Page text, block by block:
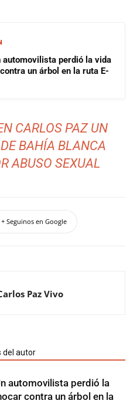
automovilista perdió la vida
un árbol en la ruta E-
CARLOS PAZ UN
BAHÍA BLANCA
ABUSO SEXUAL
+ Seguinos en Google
Paz Vivo
del autor
automovilista perdió la
contra un árbol en la